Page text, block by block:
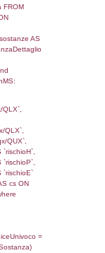
=
=
AND
ON
=